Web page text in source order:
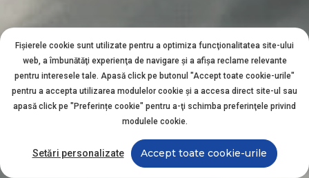
Fișierele cookie sunt utilizate pentru a optimiza funcţionalitatea site-ului
web, a îmbunătăţi experienţa de navigare şi a afişa reclame relevante
pentru interesele tale. Apasă click pe butonul "Accept toate cookie-urile"
pentru a accepta utilizarea modulelor cookie şi a accesa direct site-ul sau
apasă click pe "Preferințe cookie" pentru a-ţi schimba preferinţele privind
modulele cookie.
Setări personalizate Accept toate cookie-urile